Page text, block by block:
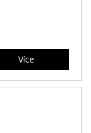
Více